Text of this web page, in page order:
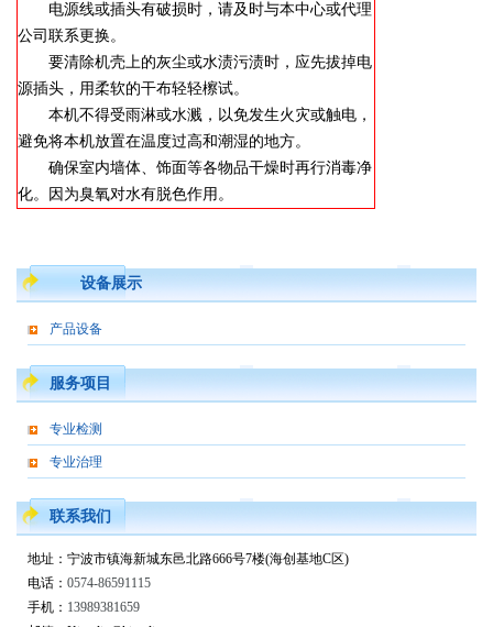
电源线或插头有破损时，请及时与本中心或代理
公司联系更换。
要清除机壳上的灰尘或水渍污渍时，应先拔掉电
源插头，用柔软的干布轻轻檫试。
本机不得受雨淋或水溅，以免发生火灾或触电，
避免将本机放置在温度过高和潮湿的地方。
确保室内墙体、饰面等各物品干燥时再行消毒净
化。因为臭氧对水有脱色作用。
设备展示
产品设备
服务项目
专业检测
专业治理
联系我们
地址：宁波市镇海新城东邑北路666号7楼(海创基地C区)
电话： 0574-86591115
手机： 13989381659